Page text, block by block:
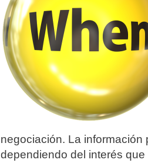
negociación. La
dependiendo del interés